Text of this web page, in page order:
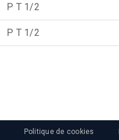
P T 1/2
P T 1/2
Politique de cookies